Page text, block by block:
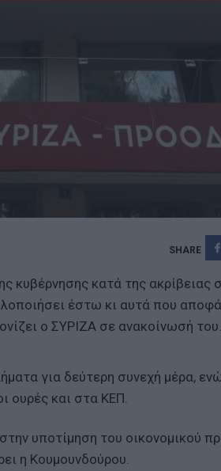
κυβέρνησης κατά της ακρίβειας
έστω κι αυτά που
ο ΣΥΡΙΖΑ σε ανακοίνωσή του.
για δεύτερη συνεχή μέρα,
ουρές και στα ΚΕΠ.
υποτίμηση του οικονομικού
η Κουμουνδούρου.